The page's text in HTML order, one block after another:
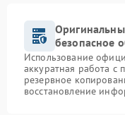
безопасное
Использование
аккуратная работа с
резервное
восстановление